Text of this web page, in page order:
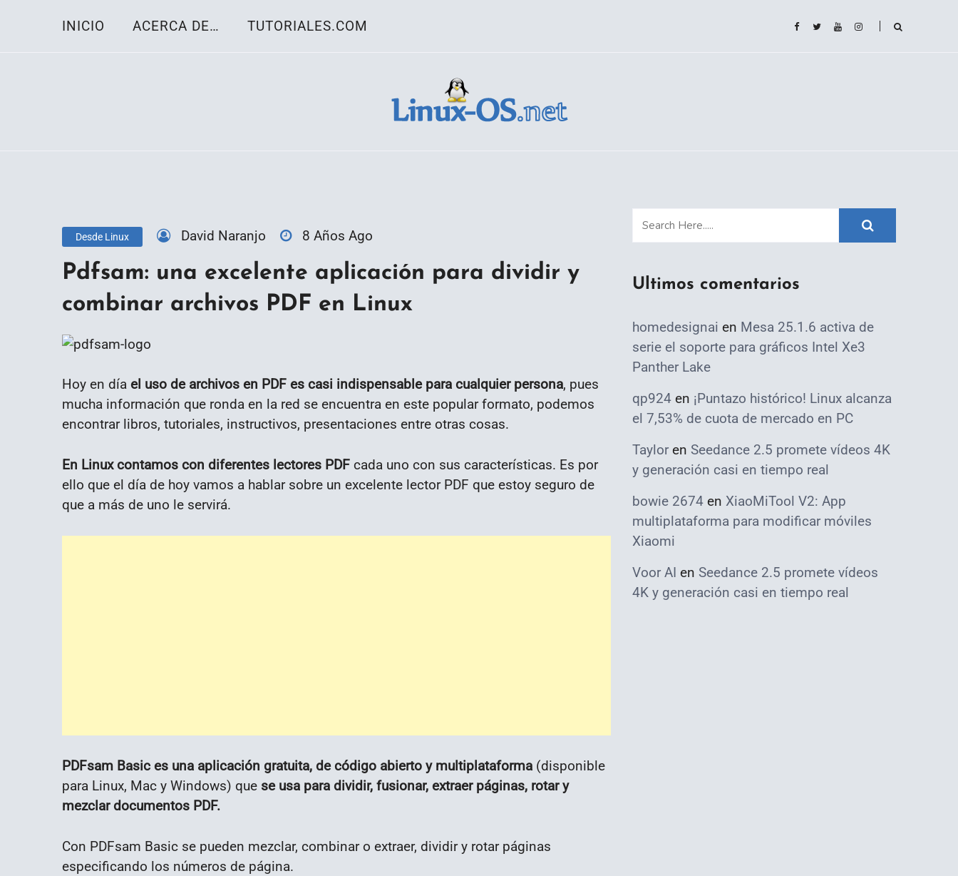
INICIO ACERCA DE… TUTORIALES.COM
Desde Linux David Naranjo 8 Años Ago
Pdfsam: una excelente aplicación para dividir y
combinar archivos PDF en Linux
Hoy en día el uso de archivos en PDF es casi indispensable para cualquier persona, pues
mucha información que ronda en la red se encuentra en este popular formato, podemos
encontrar libros, tutoriales, instructivos, presentaciones entre otras cosas.
En Linux contamos con diferentes lectores PDF cada uno con sus características. Es por
ello que el día de hoy vamos a hablar sobre un excelente lector PDF que estoy seguro de
que a más de uno le servirá.
PDFsam Basic es una aplicación gratuita, de código abierto y multiplataforma (disponible
para Linux, Mac y Windows) que se usa para dividir, fusionar, extraer páginas, rotar y
mezclar documentos PDF.
Con PDFsam Basic se pueden mezclar, combinar o extraer, dividir y rotar páginas
especificando los números de página.
Ultimos comentarios
homedesignai en Mesa 25.1.6 activa de
serie el soporte para gráficos Intel Xe3
Panther Lake
qp924 en ¡Puntazo histórico! Linux alcanza
el 7,53% de cuota de mercado en PC
Taylor en Seedance 2.5 promete vídeos 4K
y generación casi en tiempo real
bowie 2674 en XiaoMiTool V2: App
multiplataforma para modificar móviles
Xiaomi
Voor AI en Seedance 2.5 promete vídeos
4K y generación casi en tiempo real